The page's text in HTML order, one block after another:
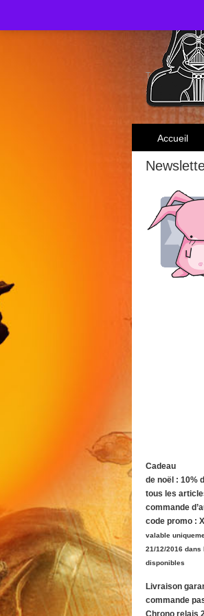
Toute
Accueil
Cadeau
de noël : 10%
tous les
commande
code promo :
valable
21/12/2016
disponibles
Livraison
commande
Chrono relais